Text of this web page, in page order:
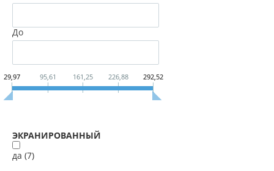
До
29,97 95,61 161,25 226,88 292,52
ЭКРАНИРОВАННЫЙ
да (7)